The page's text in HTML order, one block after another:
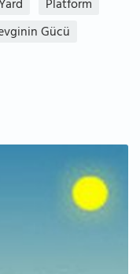
Platform
Gücü